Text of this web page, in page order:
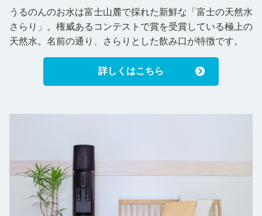
うるのんのお水は富士山麓で採れた新鮮な「富士の天然水
さらり」。権威あるコンテストで賞を受賞している極上の
天然水。名前の通り、さらりとした飲み口が特徴です。
詳しくはこちら